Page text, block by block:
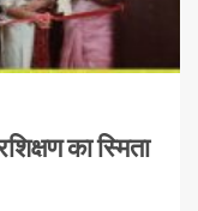
का स्मिता